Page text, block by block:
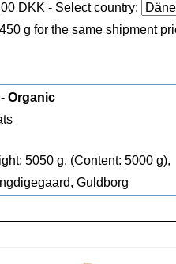
DKK - Select country:
g for the same shipment
Organic
5050 g. (Content: 5000 g),
Guldborg